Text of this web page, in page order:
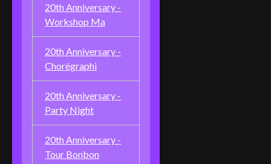
20th Anniversary -
Workshop Ma
20th Anniversary -
Chorégraphi
20th Anniversary -
Party Night
20th Anniversary -
Tour Bonbon